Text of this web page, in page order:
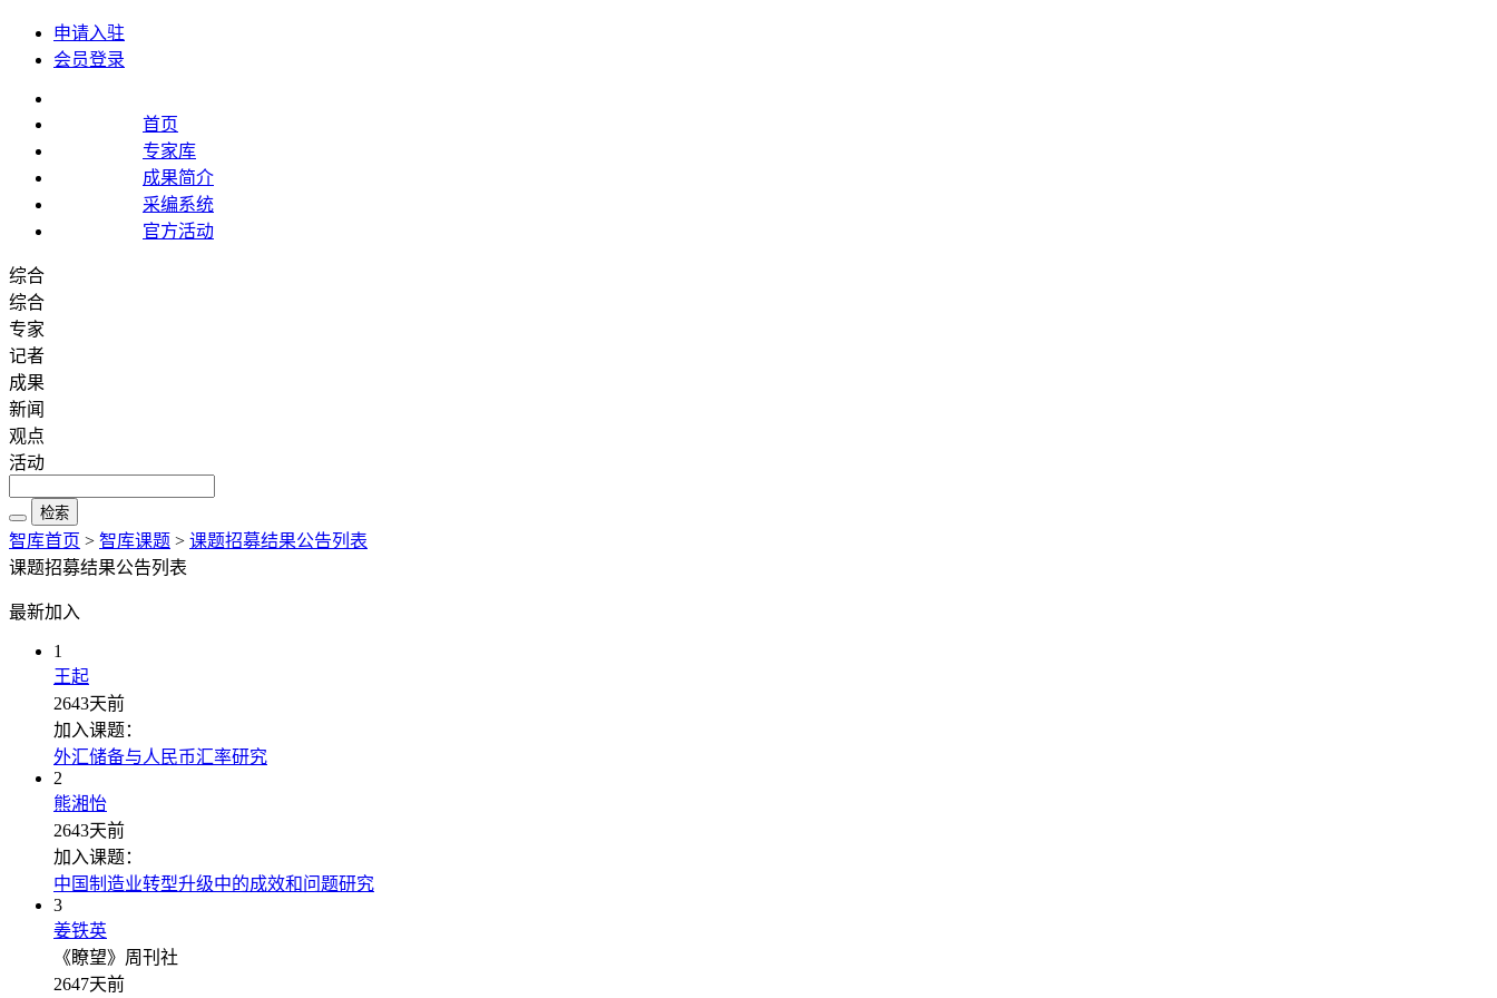
申请入驻
会员登录
首页
专家库
成果简介
采编系统
官方活动
综合
综合
专家
记者
成果
新闻
观点
活动
检索
智库首页 > 智库课题 > 课题招募结果公告列表
课题招募结果公告列表
最新加入
1
王起
2643天前
加入课题：
外汇储备与人民币汇率研究
2
熊湘怡
2643天前
加入课题：
中国制造业转型升级中的成效和问题研究
3
姜铁英
《瞭望》周刊社
2647天前